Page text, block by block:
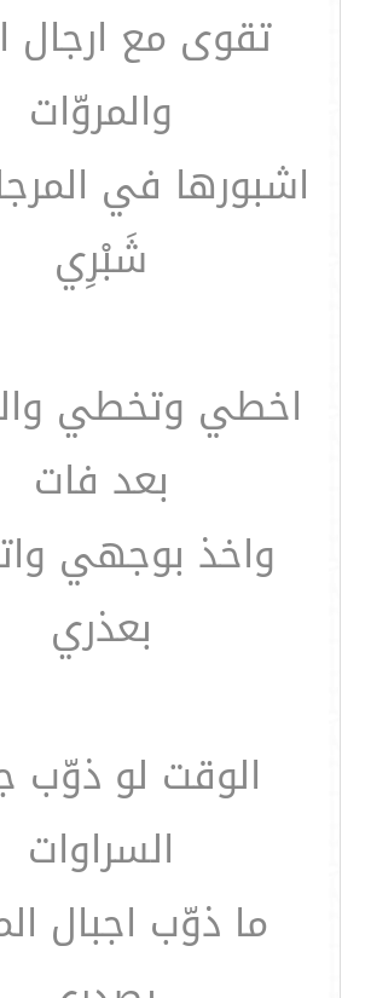
تقوى مع ارجال
والمروّات
اشبورها في
شَبْرِي
اخطي وتخطي
بعد فات
واخذ بوجهي
بعذري
الوقت لو ذوّب
السراوات
ما ذوّب اجبال